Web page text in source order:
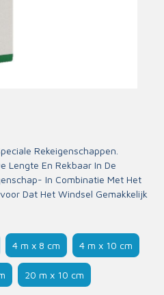
Rekeigenschappen.
Lengte En Rekbaar In De
In Combinatie Met Het
Dat Het Windsel Gemakkelijk
4 m x 8 cm 4 m x 10 cm
20 m x 10 cm